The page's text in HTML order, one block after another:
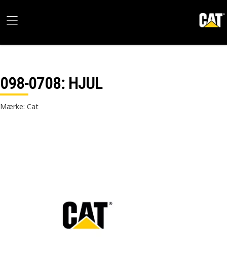
098-0708: HJUL
Mærke: Cat